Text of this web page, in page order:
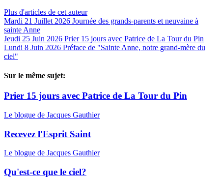
Plus d'articles de cet auteur
Mardi 21 Juillet 2026 Journée des grands-parents et neuvaine à
sainte Anne
Jeudi 25 Juin 2026 Prier 15 jours avec Patrice de La Tour du Pin
Lundi 8 Juin 2026 Préface de "Sainte Anne, notre grand-mère du
ciel"
Sur le même sujet:
Prier 15 jours avec Patrice de La Tour du Pin
Le blogue de Jacques Gauthier
Recevez l'Esprit Saint
Le blogue de Jacques Gauthier
Qu'est-ce que le ciel?